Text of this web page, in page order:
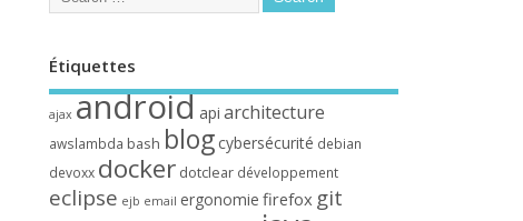
Étiquettes
ajax androidapi architecture
awslambda bash blog cybersécurité debian
devoxx docker dotclear développement
eclipse ejb email ergonomie firefox git